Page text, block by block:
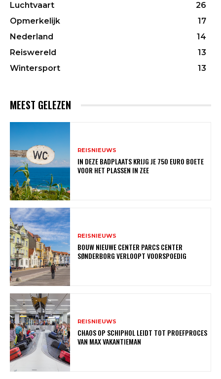
Luchtvaart
26
Opmerkelijk
17
Nederland
14
Reiswereld
13
Wintersport
13
MEEST GELEZEN
REISNIEUWS
IN DEZE BADPLAATS KRIJG JE 750 EURO BOETE
VOOR HET PLASSEN IN ZEE
REISNIEUWS
BOUW NIEUWE CENTER PARCS CENTER
SØNDERBORG VERLOOPT VOORSPOEDIG
REISNIEUWS
CHAOS OP SCHIPHOL LEIDT TOT PROEFPROCES
VAN MAX VAKANTIEMAN